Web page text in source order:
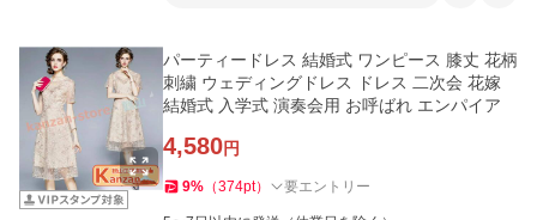
パーティードレス 結婚式 ワンピース 膝丈 花柄
刺繍 ウェディングドレス ドレス 二次会 花嫁
結婚式 入学式 演奏会用 お呼ばれ エンパイア
4,580円
9% （374pt） 要エントリー